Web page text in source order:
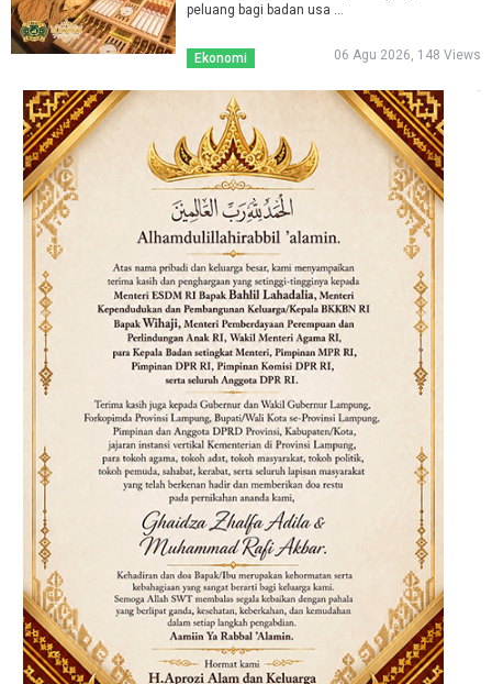
peluang bagi badan usa ...
Ekonomi 06 Agu 2026, 148 Views